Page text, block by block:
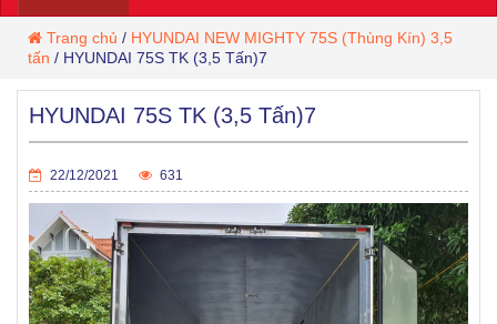
Trang chủ / HYUNDAI NEW MIGHTY 75S (Thùng Kín) 3,5
tấn / HYUNDAI 75S TK (3,5 Tấn)7
HYUNDAI 75S TK (3,5 Tấn)7
22/12/2021 631